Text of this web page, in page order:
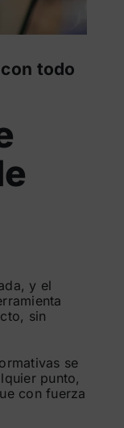
todo
y el
sin
se
punto,
con fuerza